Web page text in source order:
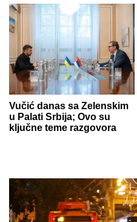
Vučić danas sa Zelenskim
u Palati Srbija; Ovo su
ključne teme razgovora